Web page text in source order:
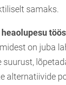
samaks.
on juba
suurust,
alternatiivide